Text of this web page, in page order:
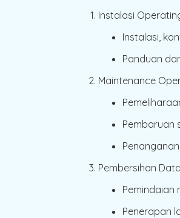
Instalasi
Instalasi,
Panduan
Maintenance
Pembaruan
Pembersihan
Pemindaian
Penerapan